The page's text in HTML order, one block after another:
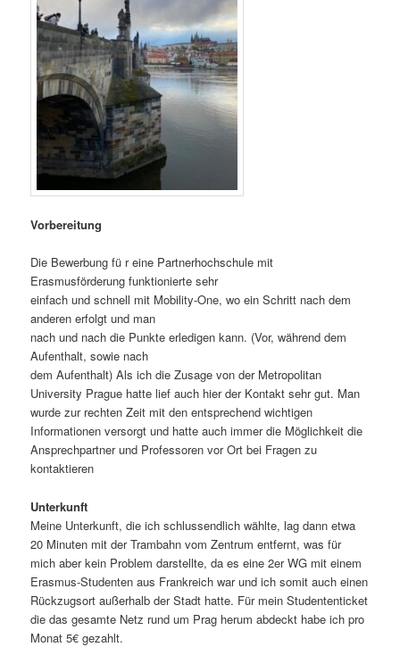
Vorbereitung
Die Bewerbung fü r eine Partnerhochschule mit
Erasmusförderung funktionierte sehr
einfach und schnell mit Mobility-One, wo ein Schritt nach dem
anderen erfolgt und man
nach und nach die Punkte erledigen kann. (Vor, während dem
Aufenthalt, sowie nach
dem Aufenthalt) Als ich die Zusage von der Metropolitan
University Prague hatte lief auch hier der Kontakt sehr gut. Man
wurde zur rechten Zeit mit den entsprechend wichtigen
Informationen versorgt und hatte auch immer die Möglichkeit die
Ansprechpartner und Professoren vor Ort bei Fragen zu
kontaktieren
Unterkunft
Meine Unterkunft, die ich schlussendlich wählte, lag dann etwa
20 Minuten mit der Trambahn vom Zentrum entfernt, was für
mich aber kein Problem darstellte, da es eine 2er WG mit einem
Erasmus-Studenten aus Frankreich war und ich somit auch einen
Rückzugsort außerhalb der Stadt hatte. Für mein Studententicket
die das gesamte Netz rund um Prag herum abdeckt habe ich pro
Monat 5€ gezahlt.